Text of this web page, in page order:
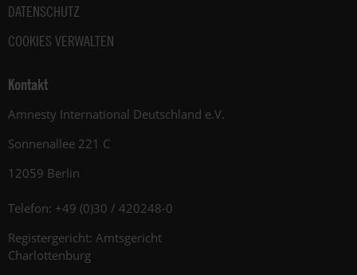
DATENSCHUTZ
COOKIES VERWALTEN
Kontakt
Amnesty International Deutschland e.V.
Sonnenallee 221 C
12059 Berlin
Telefon: +49 (0)30 / 420248-0
Registergericht: Amtsgericht
Charlottenburg